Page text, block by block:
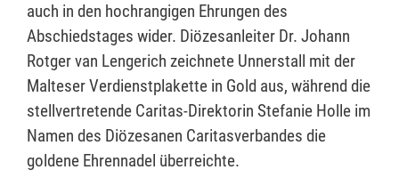
auch in den hochrangigen Ehrungen des
Abschiedstages wider. Diözesanleiter Dr. Johann
Rotger van Lengerich zeichnete Unnerstall mit der
Malteser Verdienstplakette in Gold aus, während die
stellvertretende Caritas-Direktorin Stefanie Holle im
Namen des Diözesanen Caritasverbandes die
goldene Ehrennadel überreichte.